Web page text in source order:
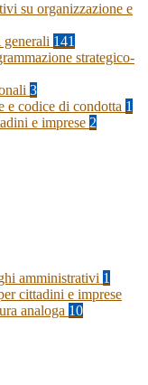
su organizzazione e
141
strategico-
3
e codice di condotta 1
e imprese 2
amministrativi 1
cittadini e imprese
analoga 10